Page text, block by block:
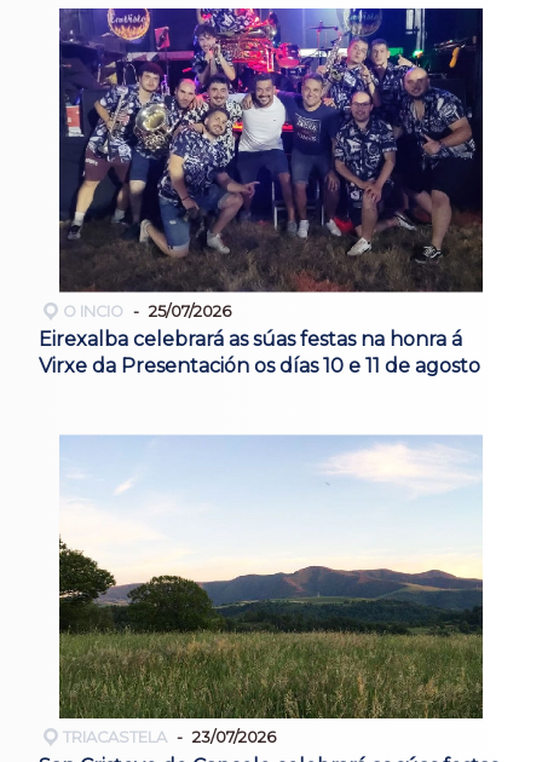
O INCIO 25/07/2026
Eirexalba celebrará as súas festas na honra á
Virxe da Presentación os días 10 e 11 de agosto
TRIACASTELA 23/07/2026